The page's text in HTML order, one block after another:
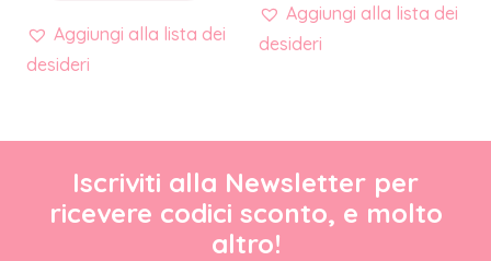
Aggiungi alla lista dei
desideri
Aggiungi alla lista dei
desideri
Iscriviti alla Newsletter per
ricevere codici sconto, e molto
altro!